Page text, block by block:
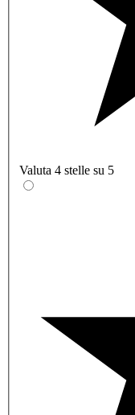
Valuta 4 stelle su 5